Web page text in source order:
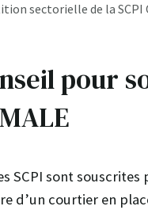
sectorielle de la SCPI
pour
SCPI sont souscrites
d’un courtier en